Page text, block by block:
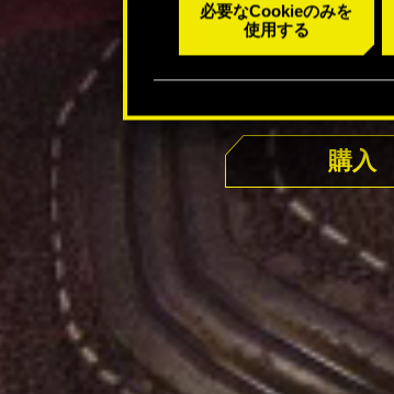
必要なCookieのみを
使用する
購入